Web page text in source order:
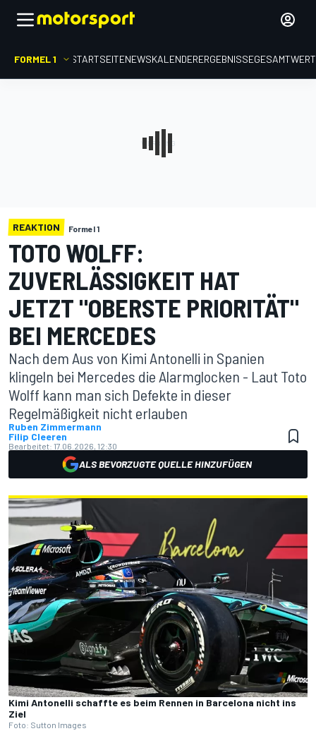
FORMEL 1 STARTSEITENEWSKALENDERERGEBNISSE
REAKTION Formel 1
TOTO WOLFF:
ZUVERLÄSSIGKEIT HAT
JETZT "OBERSTE PRIORITÄT"
BEI MERCEDES
Nach dem Aus von Kimi Antonelli in Spanien
klingeln bei Mercedes die Alarmglocken - Laut Toto
Wolff kann man sich Defekte in dieser
Regelmäßigkeit nicht erlauben
Ruben Zimmermann
Filip Cleeren
Bearbeitet: 17.06.2026, 12:30
ALS BEVORZUGTE QUELLE HINZUFÜGEN
Kimi Antonelli schaffte es beim Rennen in Barcelona nicht ins
Ziel
Foto: Sutton Images